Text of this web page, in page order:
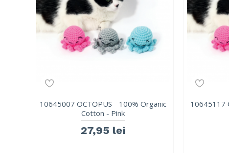
10645007 OCTOPUS - 100% Organic
Cotton - Pink
27,95 lei
10645117